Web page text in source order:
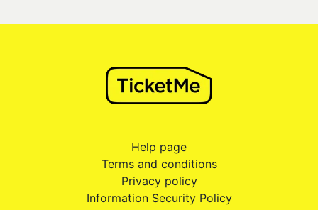
Help page
Terms and conditions
Privacy policy
Information Security Policy